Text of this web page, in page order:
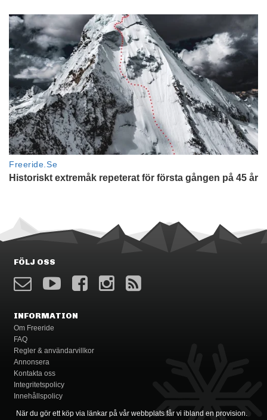
FÖLJ OSS
INFORMATION
Om Freeride
FAQ
Regler & användarvillkor
Annonsera
Kontakta oss
Integritetspolicy
Innehållspolicy
När du gör ett köp via länkar på vår webbplats får vi ibland en provision.